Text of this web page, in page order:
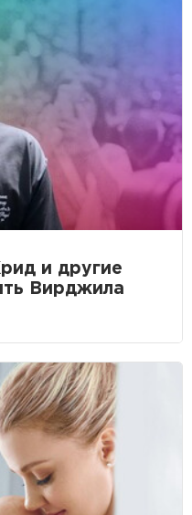
и другие
Вирджила